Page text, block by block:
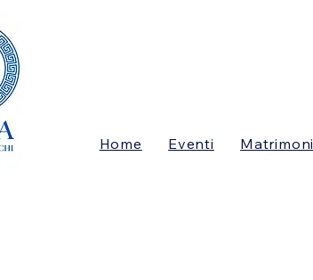
Home Eventi Matrimoni